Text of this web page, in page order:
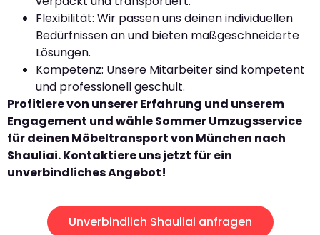
Flexibilität: Wir passen uns deinen individuellen
Bedürfnissen an und bieten maßgeschneiderte
Lösungen.
Kompetenz: Unsere Mitarbeiter sind kompetent
und professionell geschult.
Profitiere von unserer Erfahrung und unserem
Engagement und wähle Sommer Umzugsservice
für deinen Möbeltransport von München nach
Shauliai. Kontaktiere uns jetzt für ein
unverbindliches Angebot!
Unverbindlich Shauliai anfragen